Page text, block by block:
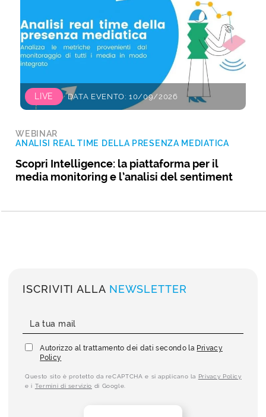
LIVE DATA EVENTO: 10/09/2026
WEBINAR
ANALISI REAL TIME DELLA PRESENZA MEDIATICA
Scopri Intelligence: la piattaforma per il
media monitoring e l’analisi del sentiment
ISCRIVITI ALLA NEWSLETTER
Autorizzo al trattamento dei dati secondo la Privacy
Policy
Questo sito è protetto da reCAPTCHA e si applicano la Privacy Policy
e i Termini di servizio di Google.